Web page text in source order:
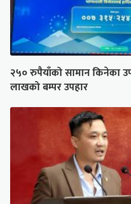
२५० रुपैयाँको सामान किनेका
लाखको बम्पर उपहार